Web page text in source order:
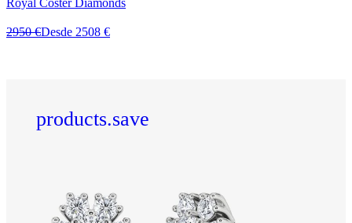
2950 €Desde 2508 €
products.save